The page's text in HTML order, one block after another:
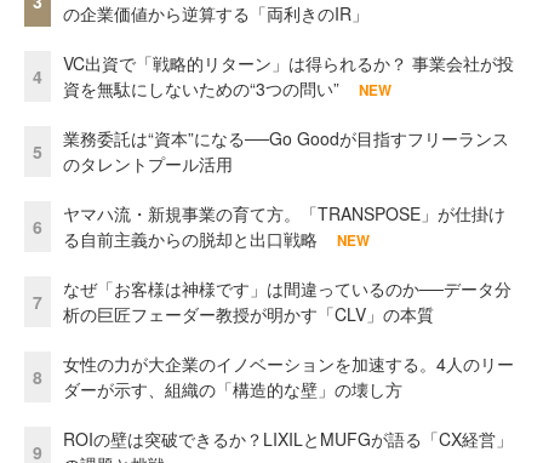
の企業価値から逆算する「両利きのIR」
4
VC出資で「戦略的リターン」は得られるか？ 事業会社が投
資を無駄にしないための“3つの問い”
NEW
5
業務委託は“資本”になる──Go Goodが目指すフリーランス
のタレントプール活用
6
ヤマハ流・新規事業の育て方。「TRANSPOSE」が仕掛け
る自前主義からの脱却と出口戦略
NEW
7
なぜ「お客様は神様です」は間違っているのか──データ分
析の巨匠フェーダー教授が明かす「CLV」の本質
8
女性の力が大企業のイノベーションを加速する。4人のリー
ダーが示す、組織の「構造的な壁」の壊し方
9
ROIの壁は突破できるか？LIXILとMUFGが語る「CX経営」